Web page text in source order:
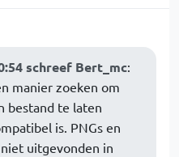
schreef Bert_mc:
manier zoeken om
bestand te laten
is. PNGs en
uitgevonden in